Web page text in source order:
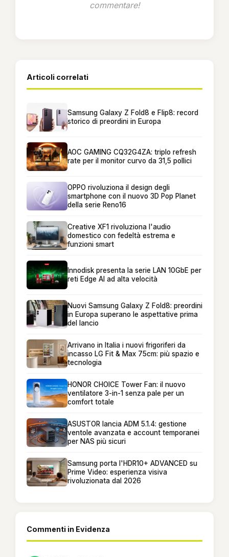
commentare!
Articoli correlati
Samsung Galaxy Z Fold8 e Flip8: record
storico di preordini in Europa
AOC GAMING CQ32G4ZA: triplo refresh
rate per il monitor curvo da 31,5 pollici
OPPO rivoluziona il design degli
smartphone con il nuovo 3D Pop Planet
della serie Reno16
Creative XF1 rivoluziona l'audio
domestico con fedeltà estrema e
funzioni smart
Innodisk presenta la serie LAN 10GbE per
reti Edge AI ad alta velocità
Nuovi Samsung Galaxy Z Fold8: preordini
in Europa superano le aspettative prima
del lancio
Arrivano in Italia i nuovi frigoriferi da
incasso LG Fit & Max 75cm: più spazio e
tecnologia
HONOR CHOICE Tower Fan: il nuovo
ventilatore 3-in-1 senza pale per un
comfort totale
ASUSTOR lancia ADM 5.1.4: gestione
ventole avanzata e account temporanei
per NAS più sicuri
Samsung porta l'HDR10+ ADVANCED su
Prime Video: esperienza visiva
rivoluzionata dal 2026
Commenti in Evidenza